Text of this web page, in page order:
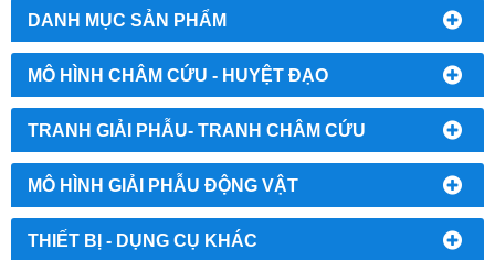
DANH MỤC SẢN PHẨM
MÔ HÌNH CHÂM CỨU - HUYỆT ĐẠO
TRANH GIẢI PHẪU- TRANH CHÂM CỨU
MÔ HÌNH GIẢI PHẪU ĐỘNG VẬT
THIẾT BỊ - DỤNG CỤ KHÁC